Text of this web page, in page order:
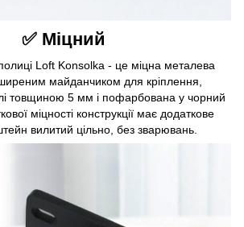
✅ Міцний
Loft Konsolka - це міцна металева
майданчиком для кріплення,
товщиною 5 мм і пофарбована у чорний
міцності конструкції має додаткове
вилитий цільно, без зварювань.